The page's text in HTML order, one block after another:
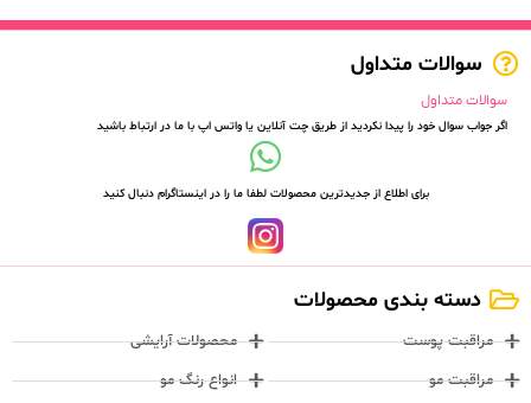
سوالات متداول
سوالات متداول
اگر جواب سوال خود را پیدا نکردید از طریق چت آنلاین یا واتس اپ با ما در ارتباط باشید
برای اطلاع از جدیدترین محصولات لطفا ما را در اینستاگرام دنبال کنید
دسته بندی محصولات
مراقبت پوست
مراقبت مو
محصولات آرایشی
انواع رنگ مو